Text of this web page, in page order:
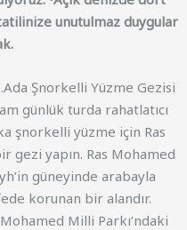
unutulmaz duygular
Şnorkelli Yüzme Gezisi
günlük turda rahatlatıcı
şnorkelli yüzme için Ras
gezi yapın. Ras Mohamed
güneyinde arabayla
korunan bir alandır.
Milli Parkı’ndaki